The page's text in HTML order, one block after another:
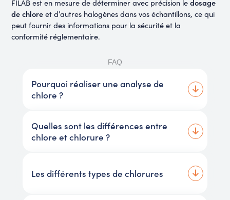
FILAB est en mesure de déterminer avec précision ledosage
de chlore et d’autres halogènes dans vos échantillons, ce qui
peut fournir des informations pour la sécurité et la
conformité réglementaire.
FAQ
Pourquoi réaliser une analyse de
chlore ?
Quelles sont les différences entre
chlore et chlorure ?
Les différents types de chlorures